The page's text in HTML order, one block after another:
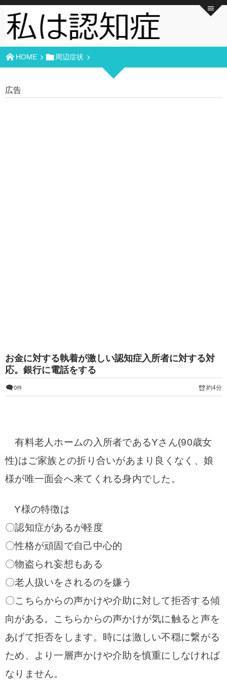
HOME 周辺症状
広告
お金に対する執着が激しい認知症入所者に対する対
応。銀行に電話をする
0件 約4分
有料老人ホームの入所者であるYさん(90歳女
性)はご家族との折り合いがあまり良くなく、娘
様が唯一面会へ来てくれる身内でした。
Y様の特徴は
〇認知症があるが軽度
〇性格が頑固で自己中心的
〇物盗られ妄想もある
〇老人扱いをされるのを嫌う
〇こちらからの声かけや介助に対して拒否する傾
向がある。こちらからの声かけが気に触ると声を
あげて拒否をします。時には激しい不穏に繋がる
ため、より一層声かけや介助を慎重にしなければ
なりません。